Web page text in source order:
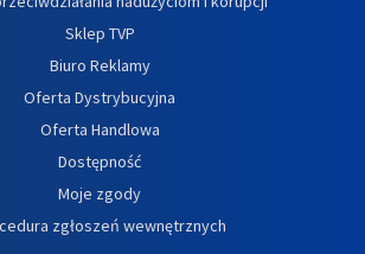
Sklep TVP
Biuro Reklamy
Oferta Dystrybucyjna
Oferta Handlowa
Dostępność
Moje zgody
zgłoszeń wewnętrznych